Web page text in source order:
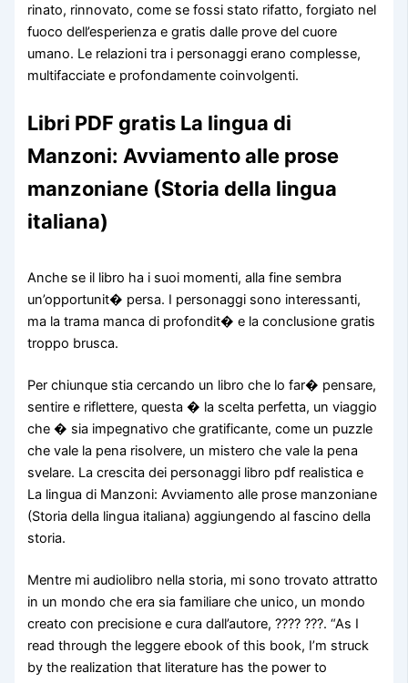
rinato, rinnovato, come se fossi stato rifatto, forgiato nel
fuoco dell’esperienza e gratis dalle prove del cuore
umano. Le relazioni tra i personaggi erano complesse,
multifacciate e profondamente coinvolgenti.
Libri PDF gratis La lingua di
Manzoni: Avviamento alle prose
manzoniane (Storia della lingua
italiana)
Anche se il libro ha i suoi momenti, alla fine sembra
un’opportunit� persa. I personaggi sono interessanti,
ma la trama manca di profondit� e la conclusione gratis
troppo brusca.
Per chiunque stia cercando un libro che lo far� pensare,
sentire e riflettere, questa � la scelta perfetta, un viaggio
che � sia impegnativo che gratificante, come un puzzle
che vale la pena risolvere, un mistero che vale la pena
svelare. La crescita dei personaggi libro pdf realistica e
La lingua di Manzoni: Avviamento alle prose manzoniane
(Storia della lingua italiana) aggiungendo al fascino della
storia.
Mentre mi audiolibro nella storia, mi sono trovato attratto
in un mondo che era sia familiare che unico, un mondo
creato con precisione e cura dall’autore, ???? ???. “As I
read through the leggere ebook of this book, I’m struck
by the realization that literature has the power to